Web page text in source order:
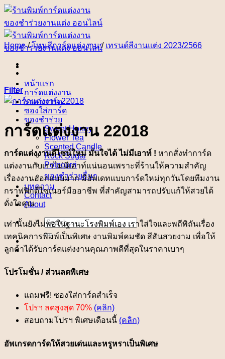
Skip
content
หน้าแรก
การ์ดแต่งงาน
ราคาการ์ด
ซองใส่การ์ด
ของชำร่วย
Sweet Honey
Flower Tea
Scented Candle
Rock Sugar
Potpourri
ของชำร่วยอื่นๆ
บทความ
Contact
About
Search
for:
Home / โทนสีการ์ดแต่งงาน / เทรนด์สีงานแต่ง 2023/2566
Filter
การ์ดแต่งงาน 22018
การ์ดแต่งงานดีไซน์ใหม่ มั่นใจได้ ไม่มีเอาท์ ! หากสั่งทำการ์ด
แต่งงานกับเราไม่มีเอาท์แน่นอนเพราะที่ร้านให้ความสำคัญ
เรื่องงานออกแบบมาก มีอัพเดทแบบการ์ดใหม่ทุกวันโดยทีมงาน
กราฟฟิกดีไซเนอร์มืออาชีพ ที่สำคัญสามารถปรับแก้ให้สวยได้
ดั่งใจคุณ
เท่านั้นยังไม่พอในฐานะโรงพิมพ์เอง เราใส่ใจและพถีพิถันเรื่อง
เทคนิคการพิมพ์เป็นพิเศษ งานพิมพ์คมชัด สีสันสวยงาม เพื่อให้
ลูกค้าได้รับการ์ดแต่งงานคุณภาพดีที่สุดในราคาเบาๆ
โปรโมชั่น / ส่วนลดพิเศษ
แถมฟรี! ซองใส่การ์ดสำเร็จ
โปรฯ ลดสูงสุด 70% (คลิก)
สอบถามโปรฯ พิเศษเดือนนี้ (คลิก)
อัพเกรดการ์ดให้สวยเด่นและหรูหราเป็นพิเศษ